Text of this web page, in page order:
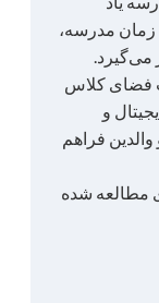
زمان مدرسه،
می‌گیرد.
فضای کلاس
و
فراهم
مطالعه شده